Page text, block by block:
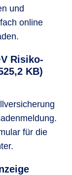
und
online
Risiko-
KB)
für die